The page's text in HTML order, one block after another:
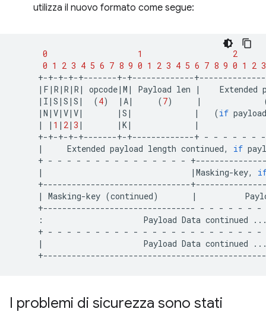
utilizza il nuovo formato come segue:
0 1
2
0 1 2 3 4 5 6 7 8 9 0 1 2 3 4 5 6 7 8 9 0 1 2 3
| F | R | R | R | opcode| M | Payload len | Extended
| I | S | S | S | (4) | A| (7) |
| N | V| V| V| | S | | (if payload
|
| 1 | 2| 3 | | K|
|
+-+-+-+-+-------+-+-------------+ - - - - - - -
|
Extended payload length continued, if
+ - - - - - - - - - - - - - - -
|
| Masking-key,
| Masking-key (continued) |
+-------------------------------- - - - - - - -
:
Payload Data continued
+ - - - - - - - - - - - - - - - - - - - - - - -
|
Payload Data continued
I problemi di sicurezza sono stati